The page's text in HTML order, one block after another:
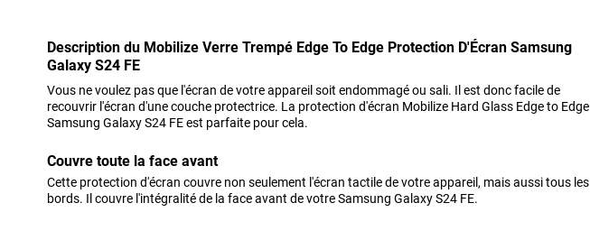
Description du Mobilize Verre Trempé Edge To Edge Protection D'Écran Samsung
Galaxy S24 FE
Vous ne voulez pas que l'écran de votre appareil soit endommagé ou sali. Il est donc facile de
recouvrir l'écran d'une couche protectrice. La protection d'écran Mobilize Hard Glass Edge to Edge
Samsung Galaxy S24 FE est parfaite pour cela.
Couvre toute la face avant
Cette protection d'écran couvre non seulement l'écran tactile de votre appareil, mais aussi tous les
bords. Il couvre l'intégralité de la face avant de votre Samsung Galaxy S24 FE.